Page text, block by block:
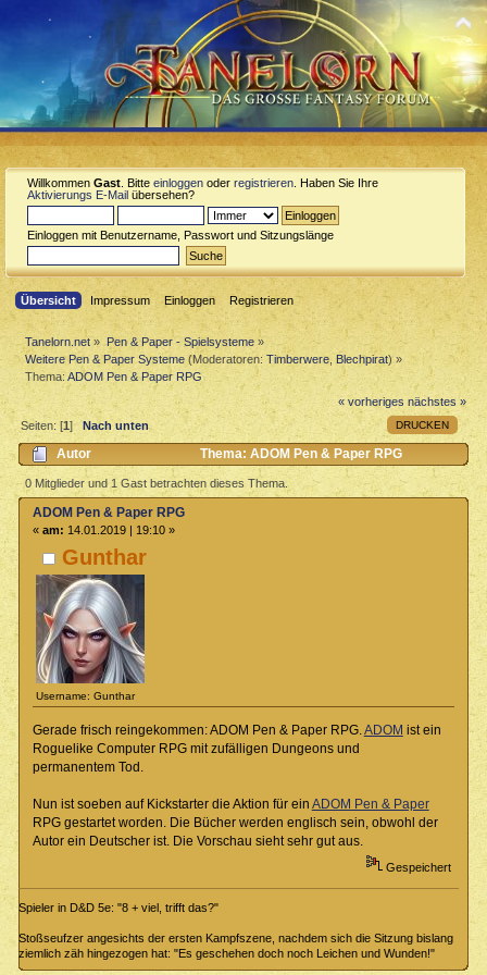
Willkommen Gast . Bitte einloggen oder registrieren . Haben Sie Ihre
Aktivierungs E-Mail übersehen?
Einloggen mit Benutzername, Passwort und Sitzungslänge
Übersicht Impressum Einloggen Registrieren
Tanelorn.net » Pen & Paper - Spielsysteme»
Weitere Pen & Paper Systeme (Moderatoren:Timberwere Blechpirat) »
Thema:ADOM Pen & Paper RPG
« vorheriges nächstes »
DRUCKEN
Seiten: [1] Nach unten
Autor
Thema: ADOM Pen & Paper RPG
(Gelesen 848 mal)
0 Mitglieder und 1 Gast betrachten dieses Thema.
Gunthar
Username: Gunthar
ADOM Pen & Paper RPG
« am: 14.01.2019 | 19:10 »
Gerade frisch reingekommen: ADOM Pen & Paper RPG.ADOM ist ein
Roguelike Computer RPG mit zufälligen Dungeons und
permanentem Tod.
Nun ist soeben auf Kickstarter die Aktion für ein ADOM Pen & Paper
RPG gestartet worden. Die Bücher werden englisch sein, obwohl der
Autor ein Deutscher ist. Die Vorschau sieht sehr gut aus.
Gespeichert
Spieler in D&D 5e: "8 + viel, trifft das?"
Stoßseufzer angesichts der ersten Kampfszene, nachdem sich die Sitzung bislang
ziemlich zäh hingezogen hat: "Es geschehen doch noch Leichen und Wunden!"